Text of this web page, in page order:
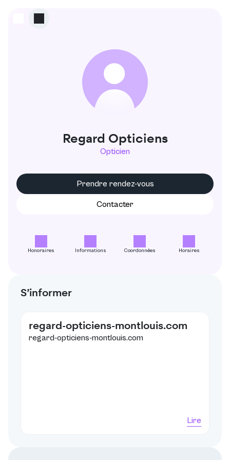
F
Regard Opticiens
Opticien
Prendre rendez-vous
Contacter
Honoraires Informations Coordonnées Horaires
S’informer
regard-opticiens-montlouis.com
regard-opticiens-montlouis.com
Lire